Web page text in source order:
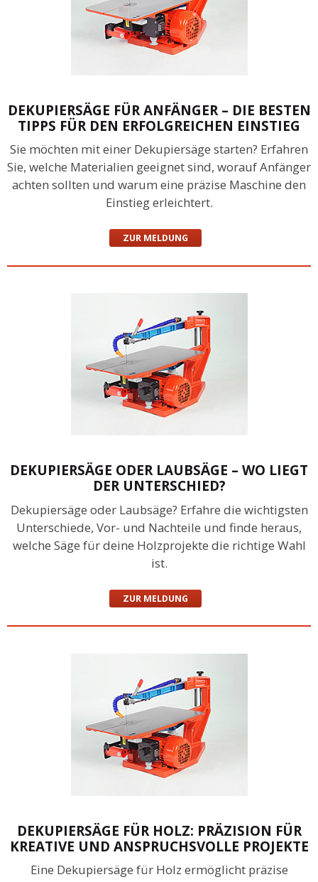
DEKUPIERSÄGE FÜR ANFÄNGER – DIE BESTEN
TIPPS FÜR DEN ERFOLGREICHEN EINSTIEG
Sie möchten mit einer Dekupiersäge starten? Erfahren
Sie, welche Materialien geeignet sind, worauf Anfänger
achten sollten und warum eine präzise Maschine den
Einstieg erleichtert.
ZUR MELDUNG
DEKUPIERSÄGE ODER LAUBSÄGE – WO LIEGT
DER UNTERSCHIED?
Dekupiersäge oder Laubsäge? Erfahre die wichtigsten
Unterschiede, Vor- und Nachteile und finde heraus,
welche Säge für deine Holzprojekte die richtige Wahl
ist.
ZUR MELDUNG
DEKUPIERSÄGE FÜR HOLZ: PRÄZISION FÜR
KREATIVE UND ANSPRUCHSVOLLE PROJEKTE
Eine Dekupiersäge für Holz ermöglicht präzise